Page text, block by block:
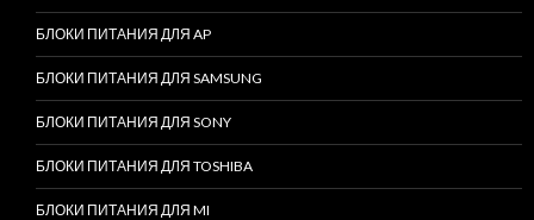
БЛОКИ ПИТАНИЯ ДЛЯ AP
БЛОКИ ПИТАНИЯ ДЛЯ SAMSUNG
БЛОКИ ПИТАНИЯ ДЛЯ SONY
БЛОКИ ПИТАНИЯ ДЛЯ TOSHIBA
БЛОКИ ПИТАНИЯ ДЛЯ MI